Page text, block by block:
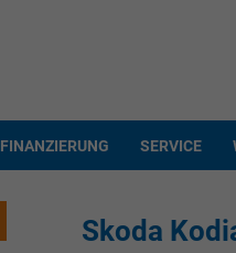
FINANZIERUNG SERVICE
Skoda